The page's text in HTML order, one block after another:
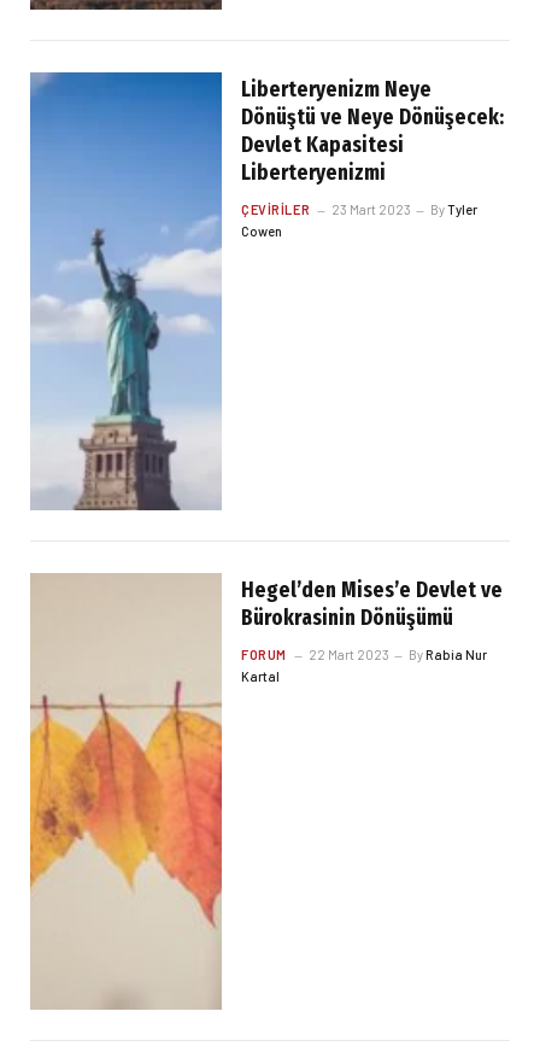
Liberteryenizm Neye
Dönüştü ve Neye Dönüşecek:
Devlet Kapasitesi
Liberteryenizmi
ÇEVIRILER 23 Mart 2023 ByTyler
Cowen
Hegel’den Mises’e Devlet ve
Bürokrasinin Dönüşümü
FORUM 22 Mart 2023 ByRabia Nur
Kartal